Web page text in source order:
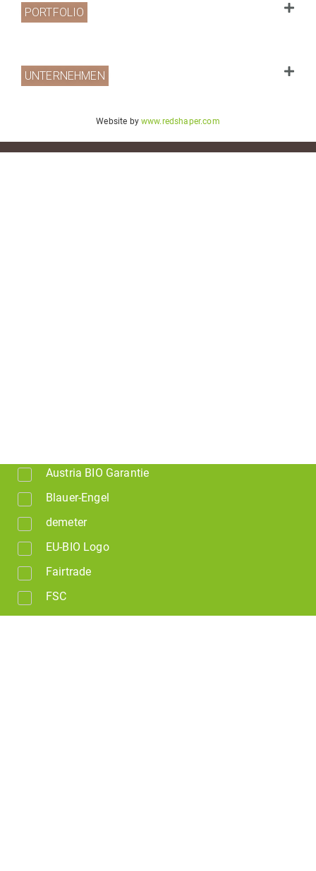
PORTFOLIO
UNTERNEHMEN
Website bywww.redshaper.com
Austria BIO Garantie
Blauer-Engel
demeter
EU-BIO Logo
Fairtrade
FSC